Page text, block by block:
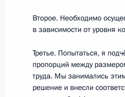
10 мая
Второе. Необходимо
в зависимости от уровня
Третье. Попытаться, я
пропорций между
труда. Мы занимались
решение и внесли